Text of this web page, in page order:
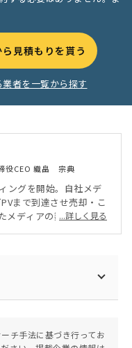
見積もりを貰う
者を一覧から探す
役CEO 織畠 宗典
ングを開始。自社メデ
まで到達させ売却・こ
メディアの数は35サイ
SEO分野では講師も務
名を超えるSEOプロ
なっている。現在は数多
要望に応える。
...詳しく見る
チ手法に基づき行ってお